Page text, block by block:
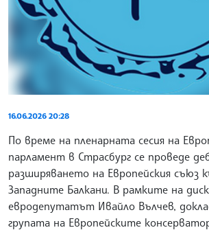
16.06.2026 20:28
По време на пленарната сесия на
парламент в Страсбург се проведе
разширяването на Европейския
Западните Балкани. В рамките на
евродепутатът Ивайло Вълчев,
групата на Европейските